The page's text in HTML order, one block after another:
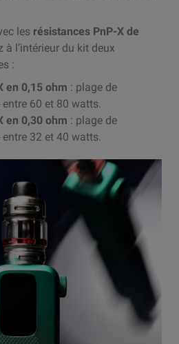
les résistances PnP-X de
à l’intérieur du kit deux
:
en 0,15 ohm : plage de
60 et 80 watts.
en 0,30 ohm : plage de
32 et 40 watts.